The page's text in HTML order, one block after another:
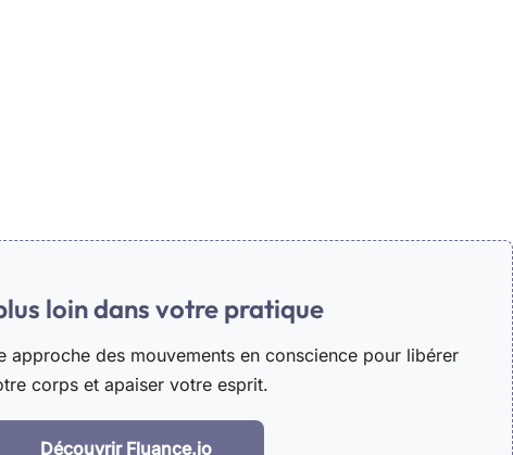
loin dans votre pratique
approche des mouvements en conscience pour libérer
corps et apaiser votre esprit.
Découvrir Fluance.io